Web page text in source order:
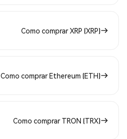
Como comprar XRP (XRP)
Como comprar Ethereum (ETH)
Como comprar TRON (TRX)